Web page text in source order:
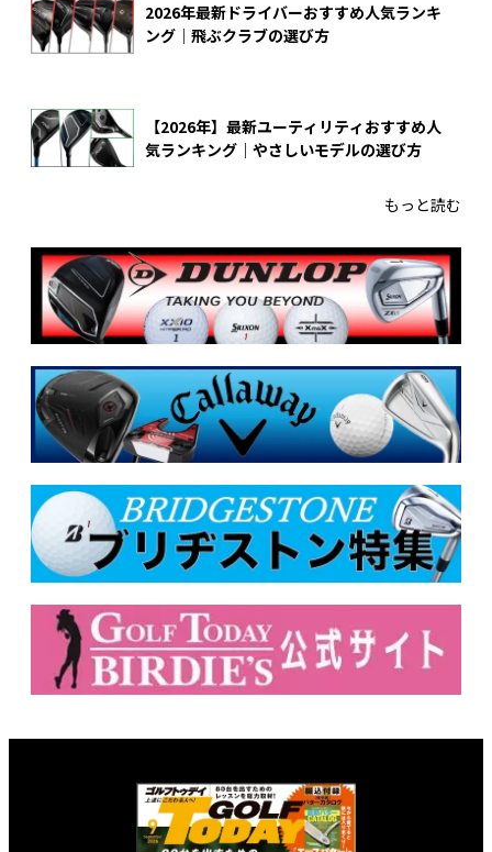
2026年最新ドライバーおすすめ人気ランキ
ング｜飛ぶクラブの選び方
【2026年】最新ユーティリティおすすめ人
気ランキング｜やさしいモデルの選び方
もっと読む